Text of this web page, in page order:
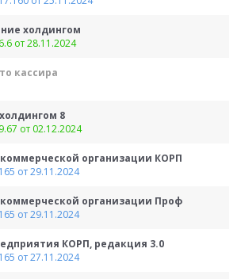
холдингом
от 28.11.2024
кассира
8
от 02.12.2024
организации КОРП
от 29.11.2024
организации Проф
от 29.11.2024
КОРП, редакция 3.0
от 27.11.2024